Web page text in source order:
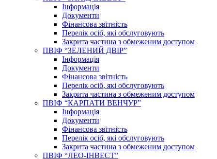
Інформація
Документи
Фінансова звітність
Перелік осіб, які обслуговують
Закрита частина з обмеженим доступом
ПВІФ “ЗЕЛЕНИЙ ДВІР”
Інформація
Документи
Фінансова звітність
Перелік осіб, які обслуговують
Закрита частина з обмеженим доступом
ПВІФ “КАРПАТИ ВЕНЧУР”
Інформація
Документи
Фінансова звітність
Перелік осіб, які обслуговують
Закрита частина з обмеженим доступом
ПВІФ “ЛЕО-ІНВЕСТ”